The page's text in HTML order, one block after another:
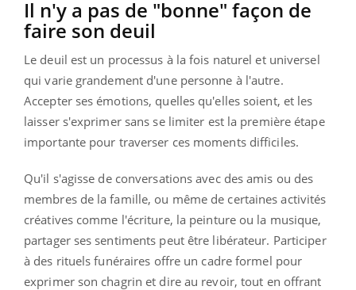
Il n'y a pas de "bonne" façon de
faire son deuil
Le deuil est un processus à la fois naturel et universel
qui varie grandement d'une personne à l'autre.
Accepter ses émotions, quelles qu'elles soient, et les
laisser s'exprimer sans se limiter est la première étape
importante pour traverser ces moments difficiles.
Qu'il s'agisse de conversations avec des amis ou des
membres de la famille, ou même de certaines activités
créatives comme l'écriture, la peinture ou la musique,
partager ses sentiments peut être libérateur. Participer
à des rituels funéraires offre un cadre formel pour
exprimer son chagrin et dire au revoir, tout en offrant